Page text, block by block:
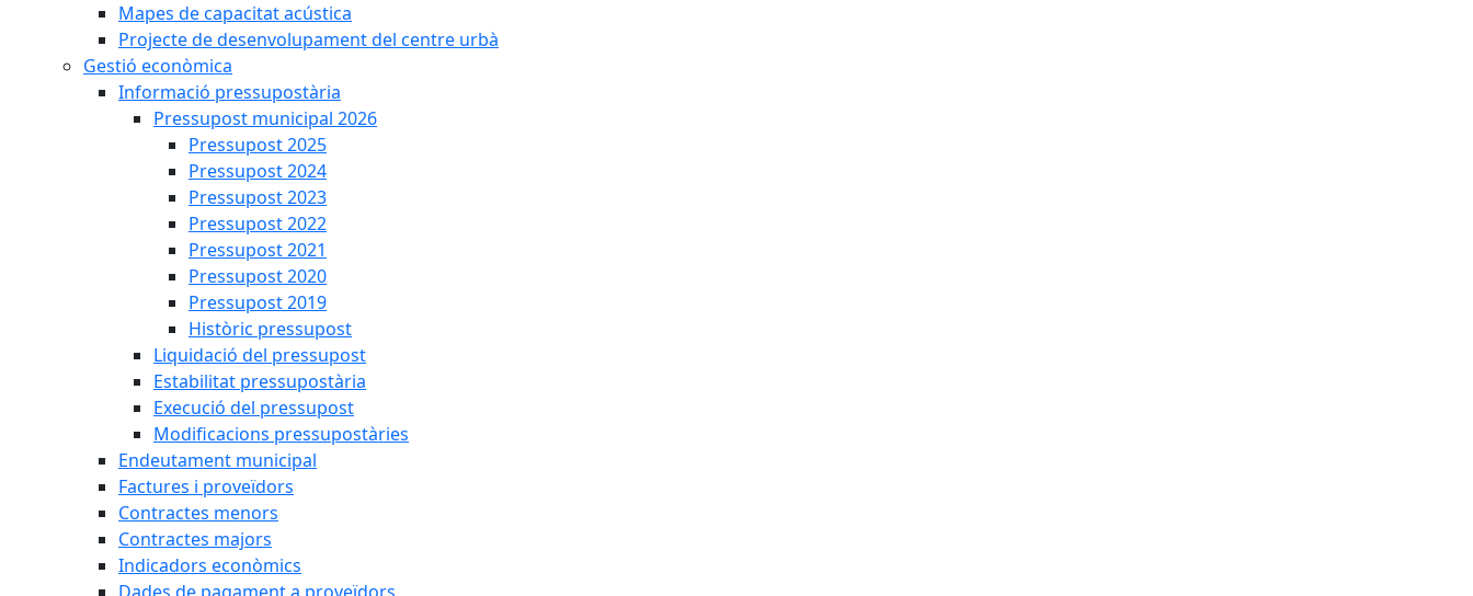
Mapes de capacitat acústica
Projecte de desenvolupament del centre urbà
Gestió econòmica
Informació pressupostària
Pressupost municipal 2026
Pressupost 2025
Pressupost 2024
Pressupost 2023
Pressupost 2022
Pressupost 2021
Pressupost 2020
Pressupost 2019
Històric pressupost
Liquidació del pressupost
Estabilitat pressupostària
Execució del pressupost
Modificacions pressupostàries
Endeutament municipal
Factures i proveïdors
Contractes menors
Contractes majors
Indicadors econòmics